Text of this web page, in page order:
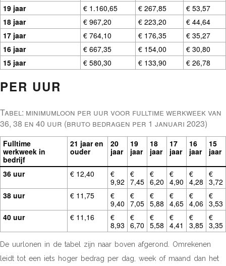
19 jaar
€ 1.160,65 € 267,85
€ 53,57
18 jaar
€ 967,20 € 223,20
€ 44,64
17 jaar
€ 764,10 € 176,35
€ 35,27
16 jaar
€ 667,35 € 154,00
€ 30,80
15 jaar
€ 580,30 € 133,90 € 26,78
PER UUR
Fulltime
werkweek in
bedrijf
21 jaar en
ouder
20
jaar
19
jaar
18
jaar
17
jaar
16
jaar
15
jaar
Tabel: minimumloon per uur voor fulltime werkweek van
36, 38 en 40 uur (bruto bedragen per 1 januari 2023)
36 uur € 12,40
€
9,92
€
7,45
€
6,20
€
4,90
€
4,28
€
3,72
38 uur
€ 11,75
€
9,40
€
7,05
€
5,88
€
4,65
€
4,06
€
3,53
40 uur
€ 11,16
€
8,93
€
6,70
€
5,58
€
4,41
€
3,85
€
3,35
De uurlonen in de tabel zijn naar boven afgerond. Omrekenen
leidt tot een iets hoger bedrag per dag, week of maand dan het